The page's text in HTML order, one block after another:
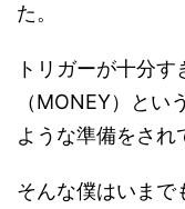
た。
トリガーが十分
（MONEY）とい
ような準備をされ
そんな僕はいまで